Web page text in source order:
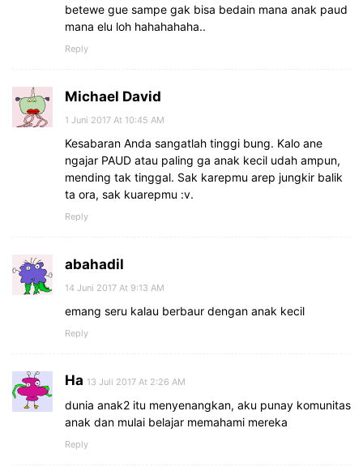
betewe gue sampe gak bisa bedain mana anak paud
mana elu loh hahahahaha..
Reply
Michael David
1 Juni 2017 At 10:45 AM
Kesabaran Anda sangatlah tinggi bung. Kalo ane
ngajar PAUD atau paling ga anak kecil udah ampun,
mending tak tinggal. Sak karepmu arep jungkir balik
ta ora, sak kuarepmu :v.
Reply
abahadil
14 Juni 2017 At 9:13 AM
emang seru kalau berbaur dengan anak kecil
Reply
Ha 13 Juli 2017 At 2:26 AM
dunia anak2 itu menyenangkan, aku punay komunitas
anak dan mulai belajar memahami mereka
Reply